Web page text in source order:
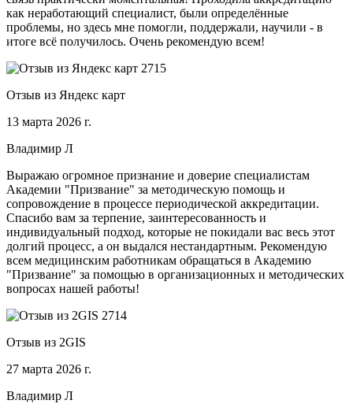
как неработающий специалист, были определённые
проблемы, но здесь мне помогли, поддержали, научили - в
итоге всё получилось. Очень рекомендую всем!
Отзыв из Яндекс карт
13 марта 2026 г.
Владимир Л
Выражаю огромное признание и доверие специалистам
Академии "Призвание" за методическую помощь и
сопровождение в процессе периодической аккредитации.
Спасибо вам за терпение, заинтересованность и
индивидуальный подход, которые не покидали вас весь этот
долгий процесс, а он выдался нестандартным. Рекомендую
всем медицинским работникам обращаться в Академию
"Призвание" за помощью в организационных и методических
вопросах нашей работы!
Отзыв из 2GIS
27 марта 2026 г.
Владимир Л